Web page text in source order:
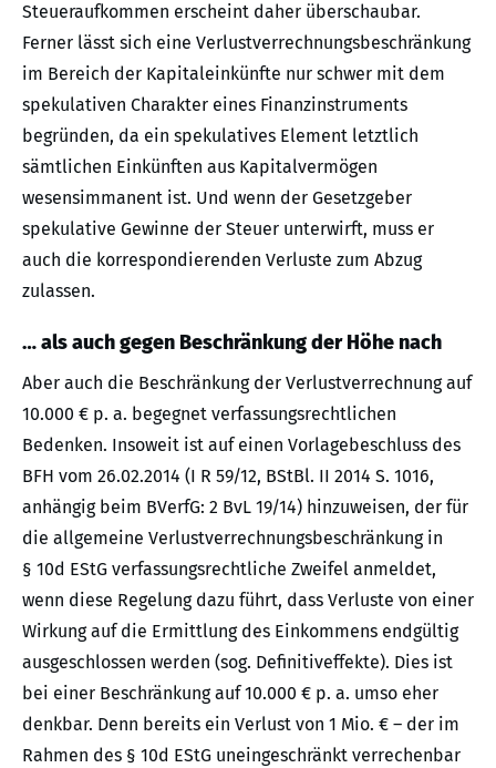
Steueraufkommen erscheint daher überschaubar.
Ferner lässt sich eine Verlustverrechnungsbeschränkung
im Bereich der Kapitaleinkünfte nur schwer mit dem
spekulativen Charakter eines Finanzinstruments
begründen, da ein spekulatives Element letztlich
sämtlichen Einkünften aus Kapitalvermögen
wesensimmanent ist. Und wenn der Gesetzgeber
spekulative Gewinne der Steuer unterwirft, muss er
auch die korrespondierenden Verluste zum Abzug
zulassen.
… als auch gegen Beschränkung der Höhe nach
Aber auch die Beschränkung der Verlustverrechnung auf
10.000 € p. a. begegnet verfassungsrechtlichen
Bedenken. Insoweit ist auf einen Vorlagebeschluss des
BFH vom 26.02.2014 (I R 59/12, BStBl. II 2014 S. 1016,
anhängig beim BVerfG: 2 BvL 19/14) hinzuweisen, der für
die allgemeine Verlustverrechnungsbeschränkung in
§ 10d EStG verfassungsrechtliche Zweifel anmeldet,
wenn diese Regelung dazu führt, dass Verluste von einer
Wirkung auf die Ermittlung des Einkommens endgültig
ausgeschlossen werden (sog. Definitiveffekte). Dies ist
bei einer Beschränkung auf 10.000 € p. a. umso eher
denkbar. Denn bereits ein Verlust von 1 Mio. € – der im
Rahmen des § 10d EStG uneingeschränkt verrechenbar